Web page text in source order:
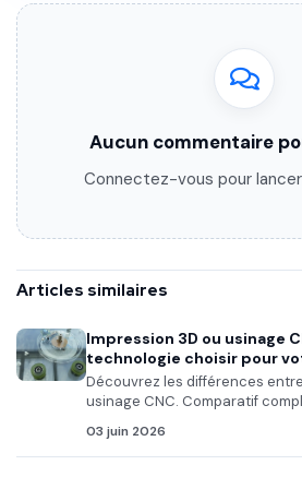
Aucun commentaire
Connectez-vous pour
Articles similaires
Impression 3D ou usinage
technologie choisir pour
Découvrez les différences
usinage CNC. Comparatif
03 juin 2026